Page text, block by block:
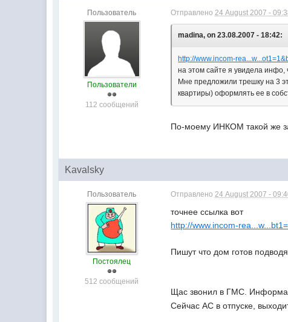
Пользователь
Пользователи
112 сообщений
Отправлено24 August 2007 -
madina, on 23.08.2007 - 18:42:
http://www.incom-
на этом сайте я увидела инфо,
Мне предложили трешку на 3
квартиры) оформлять ее в
По-моему ИНКОМ такой же
Kavalsky
Пользователь
Постоялец
512 сообщений
Отправлено24 August 2007 -
точнее ссылка вот
http://www.incom-
Пишут что дом готов
Щас звонил в ГМС.
Сейчас АС в отпуске,